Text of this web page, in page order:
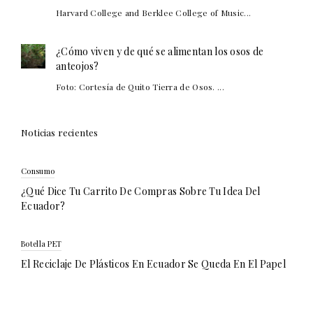
Harvard College and Berklee College of Music...
¿Cómo viven y de qué se alimentan los osos de
anteojos?
Foto: Cortesía de Quito Tierra de Osos. ...
Noticias recientes
Consumo
¿Qué Dice Tu Carrito De Compras Sobre Tu Idea Del
Ecuador?
Botella PET
El Reciclaje De Plásticos En Ecuador Se Queda En El Papel